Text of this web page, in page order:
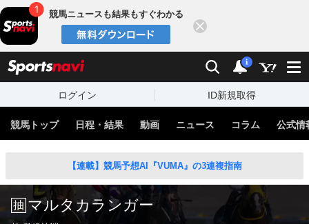
競馬ニュースも結果もすぐわかる
検索 通知
i
ログイン ID新規取得
競馬トップ 日程・結果 動画 ニュース コラム 公式情
【連載】競馬予想AI『VUMA』の3連複指南
マルタカランガー